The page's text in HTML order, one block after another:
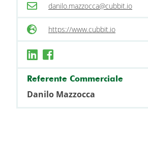
danilo.mazzocca@cubbit.io
https://www.cubbit.io
Referente Commerciale
Danilo Mazzocca